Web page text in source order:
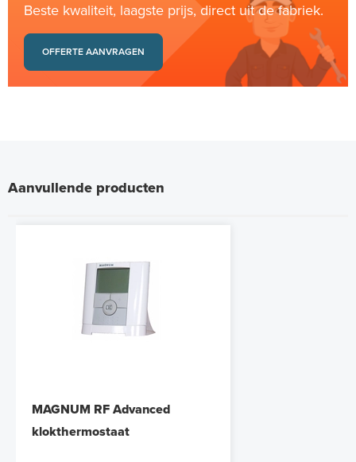
Beste kwaliteit, laagste prijs, direct uit de fabriek.
OFFERTE AANVRAGEN
Aanvullende producten
MAGNUM RF Advanced
klokthermostaat